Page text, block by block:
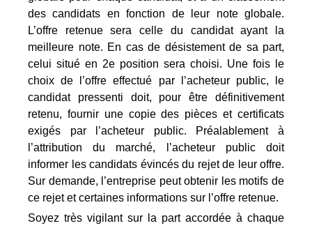
des candidats en fonction de leur note globale.
L’offre retenue sera celle du candidat ayant la
meilleure note. En cas de désistement de sa part,
celui situé en 2e position sera choisi. Une fois le
choix de l’offre effectué par l’acheteur public, le
candidat pressenti doit, pour être définitivement
retenu, fournir une copie des pièces et certificats
exigés par l’acheteur public. Préalablement à
l’attribution du marché, l’acheteur public doit
informer les candidats évincés du rejet de leur offre.
Sur demande, l’entreprise peut obtenir les motifs de
ce rejet et certaines informations sur l’offre retenue.
Soyez très vigilant sur la part accordée à chaque